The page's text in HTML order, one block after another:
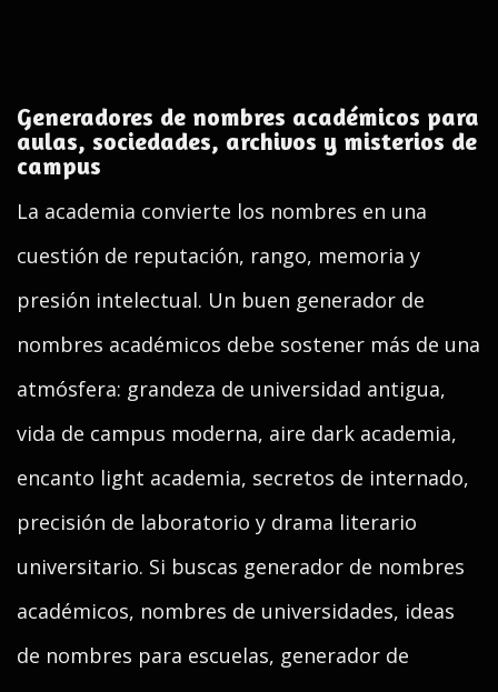
Generadores de nombres académicos para
aulas, sociedades, archivos y misterios de
campus
La academia convierte los nombres en una
cuestión de reputación, rango, memoria y
presión intelectual. Un buen generador de
nombres académicos debe sostener más de una
atmósfera: grandeza de universidad antigua,
vida de campus moderna, aire dark academia,
encanto light academia, secretos de internado,
precisión de laboratorio y drama literario
universitario. Si buscas generador de nombres
académicos, nombres de universidades, ideas
de nombres para escuelas, generador de